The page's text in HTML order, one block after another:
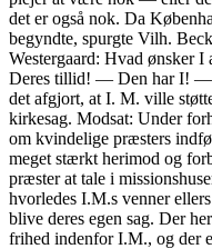
det er også nok. Da
begyndte, spurgte Vilh.
Westergaard: Hvad ønsker
Deres tillid! — Den har I! —
det afgjort, at I. M. ville
kirkesag. Modsat: Under
om kvindelige præsters
meget stærkt herimod og
præster at tale i
hvorledes I.M.s venner
blive deres egen sag. Der
frihed indenfor I.M., og der